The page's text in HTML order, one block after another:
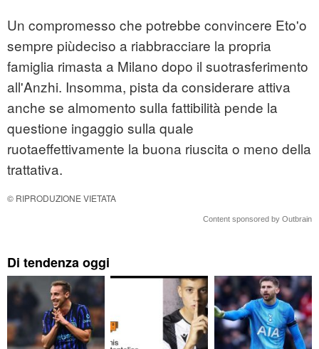
Un compromesso che potrebbe convincere Eto'o
sempre piùdeciso a riabbracciare la propria
famiglia rimasta a Milano dopo il suotrasferimento
all'Anzhi. Insomma, pista da considerare attiva
anche se almomento sulla fattibilità pende la
questione ingaggio sulla quale
ruotaeffettivamente la buona riuscita o meno della
trattativa.
© RIPRODUZIONE VIETATA
Content sponsored by Outbrain
Di tendenza oggi